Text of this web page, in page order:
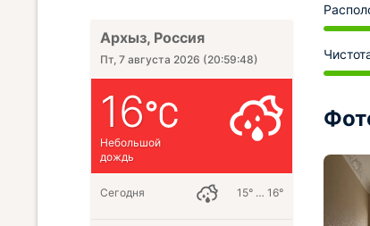
Архыз, Россия
Пт, 7 августа 2026 (20:59:49)
16
Небольшой
дождь
Сегодня 15° … 16°